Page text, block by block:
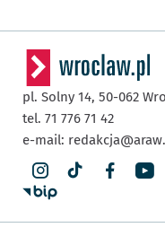
pl. Solny 14, 50-062
tel. 71 776 71 42
e-mail: